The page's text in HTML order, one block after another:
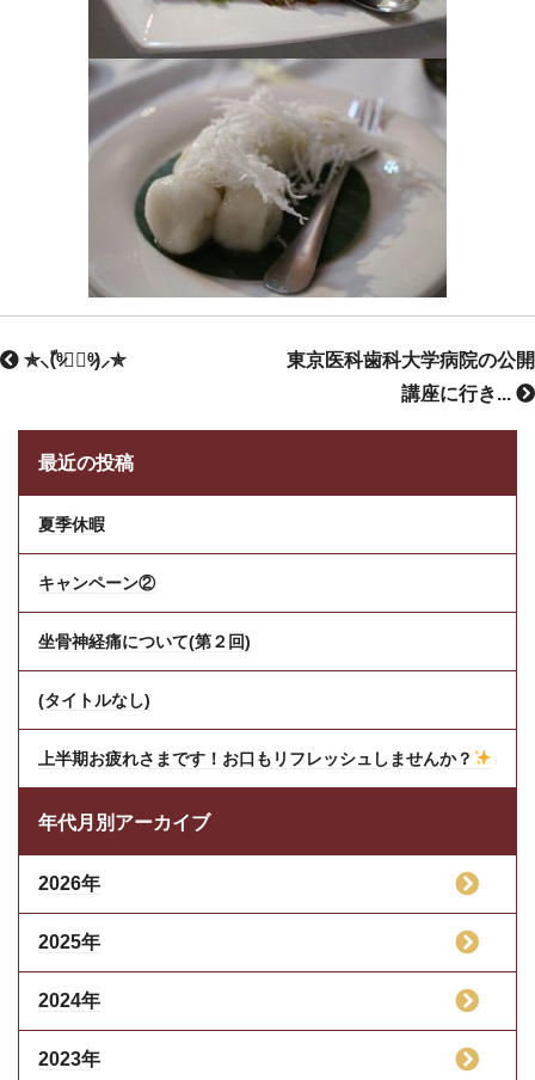
東京医科歯科大学病院の公開
講座に行き...
✯⸜(ّᶿ̷ധّᶿ̷)⸝✯
最近の投稿
夏季休暇
キャンペーン②
坐骨神経痛について(第２回)
(タイトルなし)
上半期お疲れさまです！お口もリフレッシュしませんか？
年代月別アーカイブ
2026年
2025年
2024年
2023年